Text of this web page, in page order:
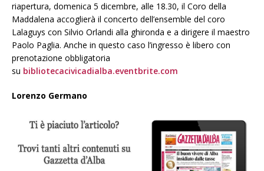
riapertura, domenica 5 dicembre, alle 18.30, il Coro della
Maddalena accoglierà il concerto dell’ensemble del coro
Lalaguys con Silvio Orlandi alla ghironda e a dirigere il maestro
Paolo Paglia. Anche in questo caso l’ingresso è libero con
prenotazione obbligatoria
su bibliotecacivicadialba.eventbrite.com
Lorenzo Germano